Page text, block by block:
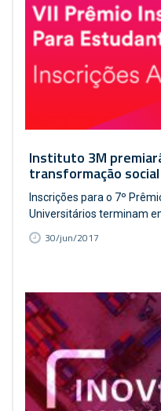
Instituto 3M
transformação social
Inscrições para o 7º
Universitários terminam
30/jun/2017